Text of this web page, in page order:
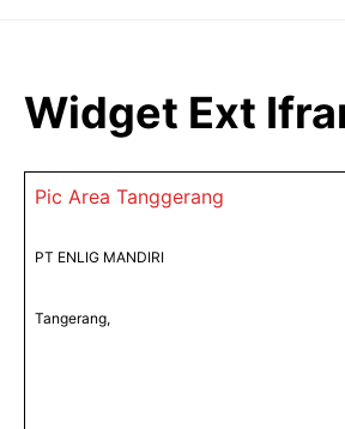
Widget Ext
Pic Area Tanggerang
PT ENLIG MANDIRI
Tangerang,